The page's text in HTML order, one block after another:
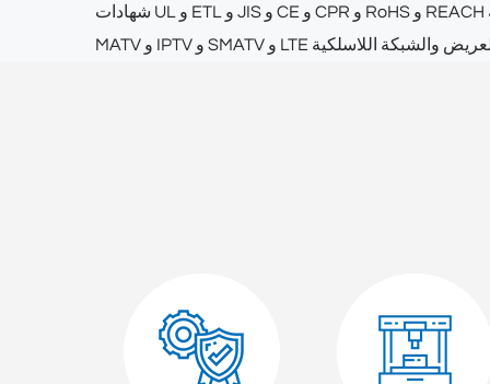
شهادات UL و ETL و JIS و CE و CPR و RoHS و REACH وتم تصديرها إلى أكثر من 90 دولة ومنطقة في مجالات التلفزيون عبر الأقمار الصناعية (DISH TV / DTH) و DTV و CCTV و CATV و